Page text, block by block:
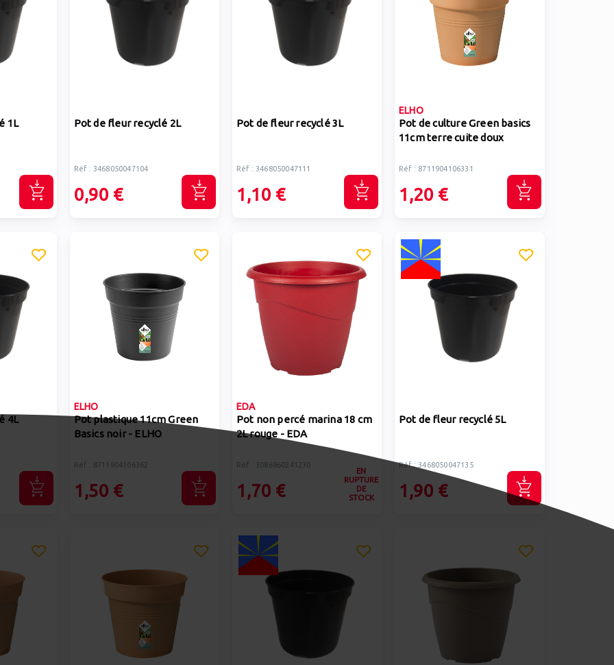
1L Pot de fleur recyclé 2L
Réf : 3468050047104
0,90 €
Pot de fleur recyclé 3L
Réf : 3468050047111
1,10 €
ELHO
Pot de culture Green basics
11cm terre cuite doux
Réf : 8711904106331
1,20 €
4L
ELHO
Pot plastique 11cm Green
Basics noir - ELHO
Réf : 8711904106362
1,50 €
EDA
Pot non percé marina 18 cm
2L rouge - EDA
Réf : 3086960241230
1,70 €
EN
RUPTURE
DE
STOCK
Pot de fleur recyclé 5L
Réf : 3468050047135
1,90 €